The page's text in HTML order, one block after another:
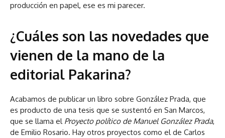
producción en papel, ese es mi parecer.
¿Cuáles son las novedades que
vienen de la mano de la
editorial Pakarina?
Acabamos de publicar un libro sobre González Prada, que
es producto de una tesis que se sustentó en San Marcos,
que se llama el Proyecto político de Manuel González Prada,
de Emilio Rosario. Hay otros proyectos como el de Carlos